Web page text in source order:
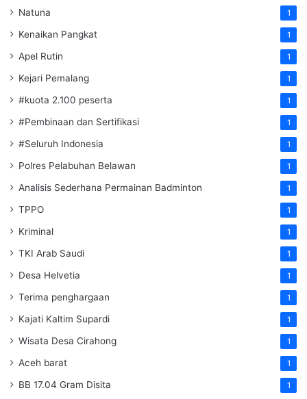
Natuna 1
Kenaikan Pangkat 1
Apel Rutin 1
Kejari Pemalang 1
#kuota 2.100 peserta 1
#Pembinaan dan Sertifikasi 1
#Seluruh Indonesia 1
Polres Pelabuhan Belawan 1
Analisis Sederhana Permainan Badminton 1
TPPO 1
Kriminal 1
TKI Arab Saudi 1
Desa Helvetia 1
Terima penghargaan 1
Kajati Kaltim Supardi 1
Wisata Desa Cirahong 1
Aceh barat 1
BB 17.04 Gram Disita 1